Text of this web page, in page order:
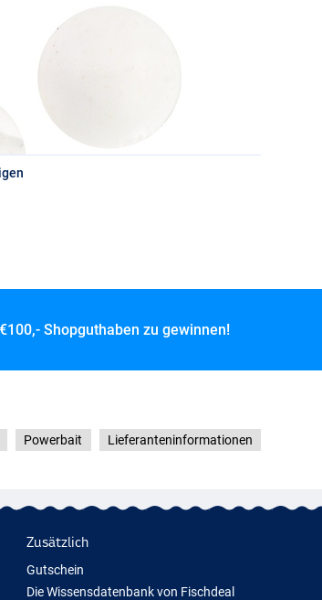
€100,- Shopguthaben zu gewinnen!
Powerbait Lieferanteninformationen
Zusätzlich
Gutschein
Die Wissensdatenbank von Fischdeal